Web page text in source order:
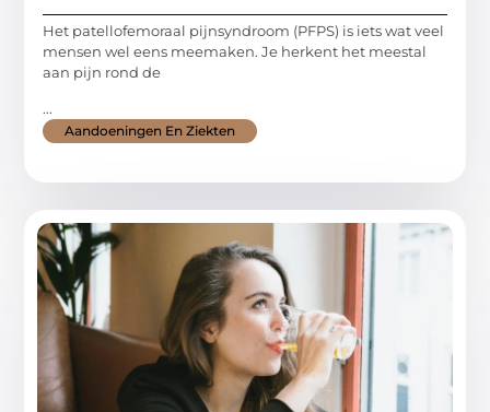
Het patellofemoraal pijnsyndroom (PFPS) is iets wat veel
mensen wel eens meemaken. Je herkent het meestal
aan pijn rond de
...
Aandoeningen En Ziekten